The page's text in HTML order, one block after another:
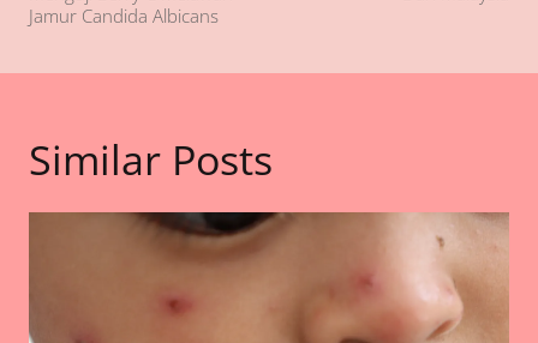
Jamur Candida Albicans
Similar Posts